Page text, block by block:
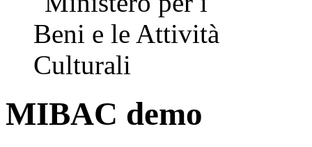
MIBAC demo